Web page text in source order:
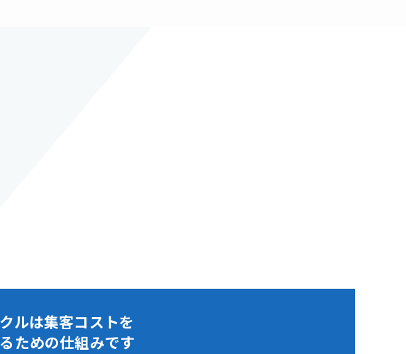
ルは集客コストを
ための仕組みです